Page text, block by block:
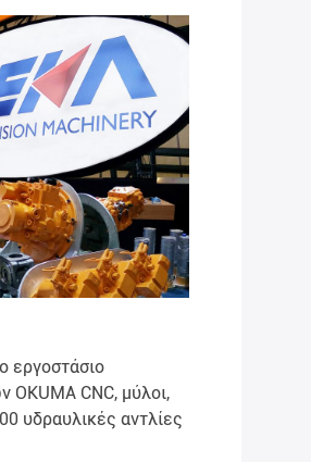
εργοστάσιο
CNC, μύλοι,
υδραυλικές αντλίες